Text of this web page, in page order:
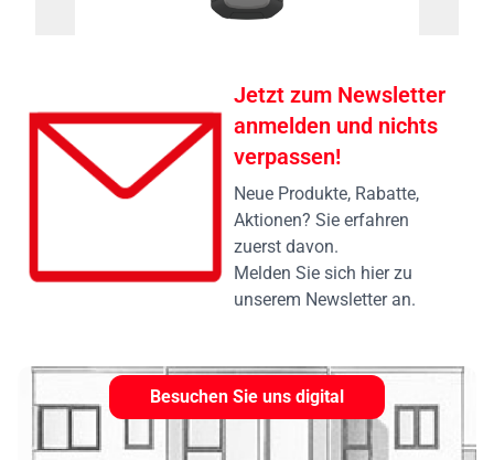
Jetzt zum Newsletter
anmelden und nichts
verpassen!
Neue Produkte, Rabatte,
Aktionen? Sie erfahren
zuerst davon.
Melden Sie sich hier zu
unserem Newsletter an.
Besuchen Sie uns digital